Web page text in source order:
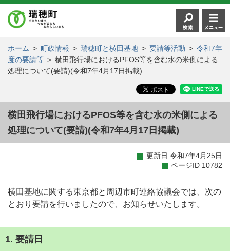
ホーム > 町政情報 > 瑞穂町と横田基地 > 要請等活動 > 令和7年
度の要請等 > 横田飛行場におけるPFOS等を含む水の米側による
処理について(要請)(令和7年4月17日掲載)
横田飛行場におけるPFOS等を含む水の米側による
処理について(要請)(令和7年4月17日掲載)
更新日 令和7年4月25日
ページID 10782
横田基地に関する東京都と周辺市町連絡協議会では、次の
とおり要請を行いましたので、お知らせいたします。
1. 要請日